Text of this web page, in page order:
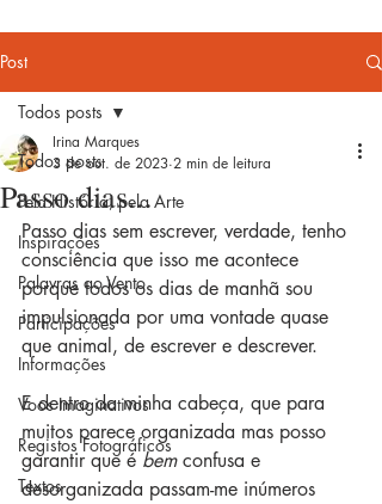
Post
Todos posts
Pela História, pela Arte
Inspirações
Palavras ao Vento
Participações
Informações
Voos Imaginativos
Registos Fotográficos
Textos
Todos posts
Passo dias...
Irina Marques
3 de out. de 2023 2 min de leitura
Passo dias sem escrever, verdade, tenho
consciência que isso me acontece
porque todos os dias de manhã sou
impulsionada por uma vontade quase
que animal, de escrever e descrever.
E dentro da minha cabeça, que para
muitos parece organizada mas posso
garantir que é bem confusa e
desorganizada passam-me inúmeros